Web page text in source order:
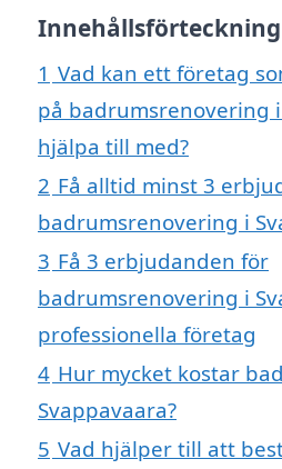
Innehållsförteckning
1 Vad kan ett företag
på badrumsrenovering
hjälpa till med?
2 Få alltid minst 3
badrumsrenovering i
3 Få 3 erbjudanden för
badrumsrenovering i
professionella företag
4 Hur mycket kostar
Svappavaara?
5 Vad hjälper till att